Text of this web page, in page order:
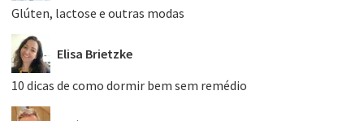
Glúten, lactose e outras modas
Elisa Brietzke
10 dicas de como dormir bem sem remédio